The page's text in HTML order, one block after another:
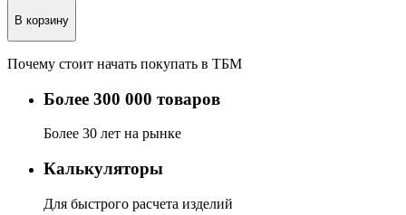
В корзину
Почему стоит начать покупать в ТБМ
Более 300 000 товаров
Более 30 лет на рынке
Калькуляторы
Для быстрого расчета изделий